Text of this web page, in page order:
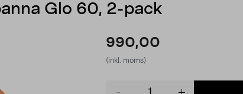
Glo 60, 2-pack
990,00
(inkl. moms)